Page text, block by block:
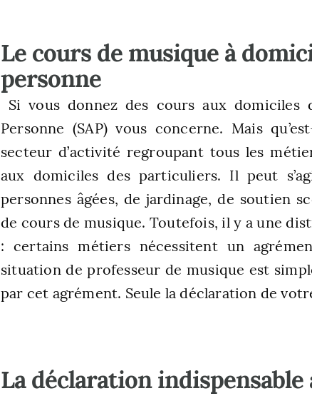
Le cours de musique à
personne
Si vous donnez des cours aux domiciles
Personne (SAP) vous concerne. Mais
secteur d’activité regroupant tous les
aux domiciles des particuliers. Il peut
personnes âgées, de jardinage, de soutien
de cours de musique. Toutefois, il y a une
: certains métiers nécessitent un
situation de professeur de musique est
par cet agrément. Seule la déclaration de
La déclaration